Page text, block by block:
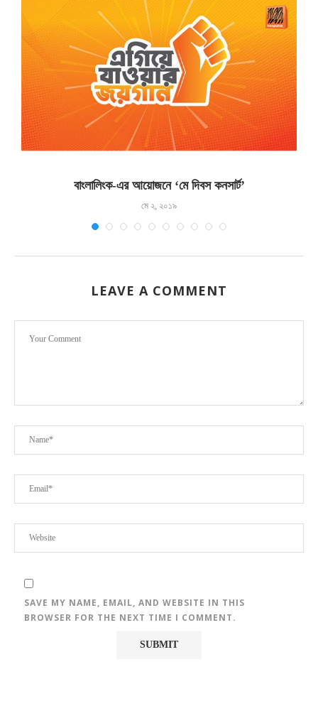
বাংলালিংক-এর আয়োজনে ‘মে দিবস কনসার্ট’
মে ২, ২০১৯
LEAVE A COMMENT
SAVE MY NAME, EMAIL, AND WEBSITE IN THIS
BROWSER FOR THE NEXT TIME I COMMENT.